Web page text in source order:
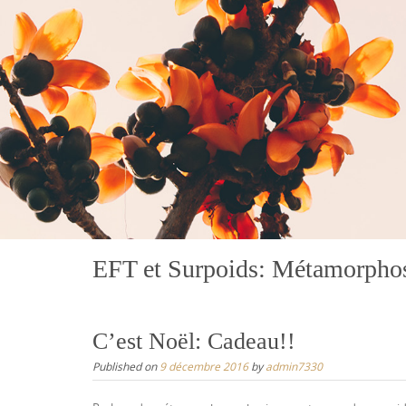
EFT et Surpoids:
C’est Noël: Cadeau!!
Published on 9 décembre 2016byadmin7330